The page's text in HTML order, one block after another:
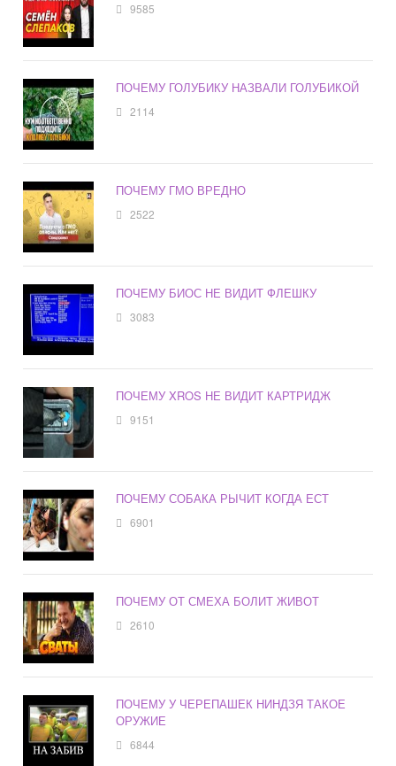
9585
ПОЧЕМУ ГОЛУБИКУ НАЗВАЛИ ГОЛУБИКОЙ
2114
ПОЧЕМУ ГМО ВРЕДНО
2522
ПОЧЕМУ БИОС НЕ ВИДИТ ФЛЕШКУ
3083
ПОЧЕМУ XROS НЕ ВИДИТ КАРТРИДЖ
9151
ПОЧЕМУ СОБАКА РЫЧИТ КОГДА ЕСТ
6901
ПОЧЕМУ ОТ СМЕХА БОЛИТ ЖИВОТ
2610
ПОЧЕМУ У ЧЕРЕПАШЕК НИНДЗЯ ТАКОЕ
ОРУЖИЕ
6844